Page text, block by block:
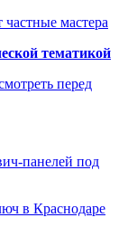
мастера
тематикой
перед
панелей под
в Краснодаре